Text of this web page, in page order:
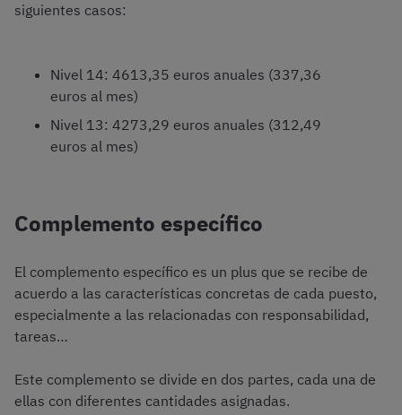
siguientes casos:
Nivel 14: 4613,35 euros anuales (337,36
euros al mes)
Nivel 13: 4273,29 euros anuales (312,49
euros al mes)
Complemento específico
El complemento específico es un plus que se recibe de
acuerdo a las características concretas de cada puesto,
especialmente a las relacionadas con responsabilidad,
tareas…
Este complemento se divide en dos partes, cada una de
ellas con diferentes cantidades asignadas.